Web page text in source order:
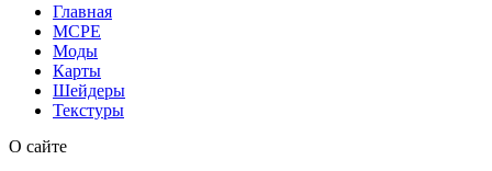
Главная
MCPE
Моды
Карты
Шейдеры
Текстуры
О сайте